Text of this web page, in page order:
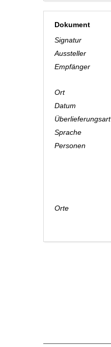
Dokument
Signatur
Aussteller
Empfänger
Ort
Datum
Überlieferungsart
Sprache
Personen
Orte